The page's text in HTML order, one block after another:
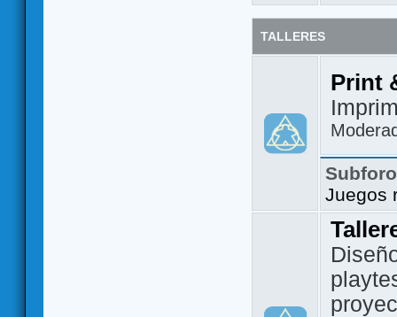
TALLERES
Print
Juegos